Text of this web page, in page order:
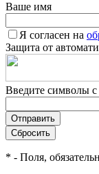
Ваше имя
Я согласен на
Защита от
Введите символы с
* - Поля,